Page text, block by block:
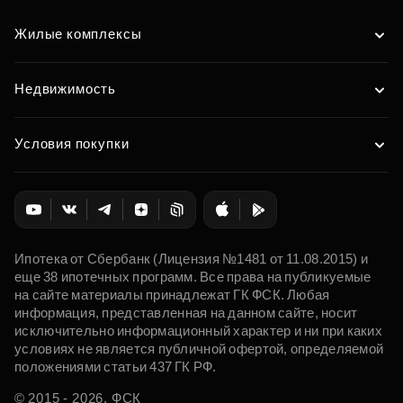
Жилые комплексы
Недвижимость
Условия покупки
Ипотека от Сбербанк (Лицензия №1481 от 11.08.2015) и
еще 38 ипотечных программ. Все права на публикуемые
на сайте материалы принадлежат ГК ФСК. Любая
информация, представленная на данном сайте, носит
исключительно информационный характер и ни при каких
условиях не является публичной офертой, определяемой
положениями статьи 437 ГК РФ.
© 2015 - 2026. ФСК